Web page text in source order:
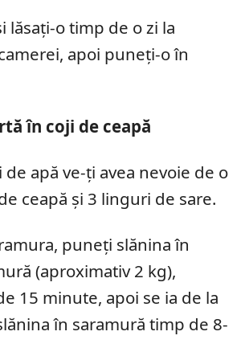
lăsați-o timp de o zi la
apoi puneți-o în
în coji de ceapă
apă ve-ți avea nevoie de o
ceapă și 3 linguri de sare.
puneți slănina în
(aproximativ 2 kg),
15 minute, apoi se ia de la
în saramură timp de 8-